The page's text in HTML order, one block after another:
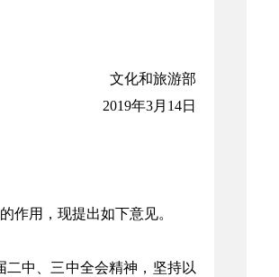
文化和旅游部
2019年3月14日
作用，现提出如下意见。
二中、三中全会精神，坚持以